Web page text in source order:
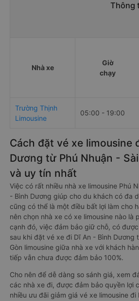
Thông
Nhà xe
Giờ
chạy
Trường Thịnh
Limousine
05:00 - 19:00
Cách đặt vé xe limousine
Dương từ Phú Nhuận -
và uy tín nhất
Việc có rất nhiều nhà xe limousine Phú
- Bình Dương giúp cho du khách có đa
cũng có thể là một điều bất lợi làm cho
nên chọn nhà xe có xe limousine nào là
cạnh đó, việc đảm bảo giữ chỗ, có
sau khi đặt vé xe đi Dĩ An - Bình Dương
Gòn limousine giữa nhà xe với khách
tiếp vẫn chưa được đảm bảo 100%.
Cho nên để dễ dàng so sánh giá, xem
các nhà xe đi, được đảm bảo quyền lợi
nhiều ưu đãi giảm giá vé xe limousine